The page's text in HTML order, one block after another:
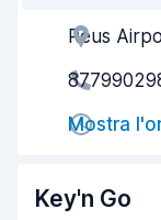
Gentilezza
Rapidità del ritiro
Rapidità della
Reus
Mostra
Key'n Go